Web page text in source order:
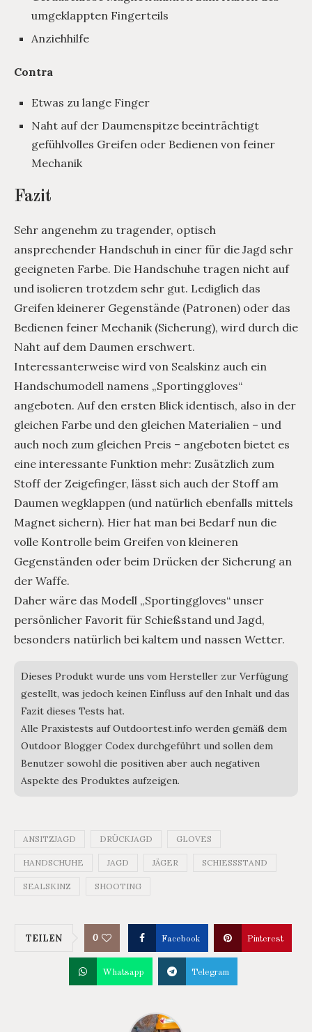
umgeklappten Fingerteils
Anziehhilfe
Contra
Etwas zu lange Finger
Naht auf der Daumenspitze beeinträchtigt
gefühlvolles Greifen oder Bedienen von feiner
Mechanik
Fazit
Sehr angenehm zu tragender, optisch
ansprechender Handschuh in einer für die Jagd sehr
geeigneten Farbe. Die Handschuhe tragen nicht auf
und isolieren trotzdem sehr gut. Lediglich das
Greifen kleinerer Gegenstände (Patronen) oder das
Bedienen feiner Mechanik (Sicherung), wird durch die
Naht auf dem Daumen erschwert.
Interessanterweise wird von Sealskinz auch ein
Handschumodell namens „Sportinggloves“
angeboten. Auf den ersten Blick identisch, also in der
gleichen Farbe und den gleichen Materialien – und
auch noch zum gleichen Preis – angeboten bietet es
eine interessante Funktion mehr: Zusätzlich zum
Stoff der Zeigefinger, lässt sich auch der Stoff am
Daumen wegklappen (und natürlich ebenfalls mittels
Magnet sichern). Hier hat man bei Bedarf nun die
volle Kontrolle beim Greifen von kleineren
Gegenständen oder beim Drücken der Sicherung an
der Waffe.
Daher wäre das Modell „Sportinggloves“ unser
persönlicher Favorit für Schießstand und Jagd,
besonders natürlich bei kaltem und nassen Wetter.
Dieses Produkt wurde uns vom Hersteller zur Verfügung
gestellt, was jedoch keinen Einfluss auf den Inhalt und das
Fazit dieses Tests hat.
Alle Praxistests auf Outdoortest.info werden gemäß dem
Outdoor Blogger Codex durchgeführt und sollen dem
Benutzer sowohl die positiven aber auch negativen
Aspekte des Produktes aufzeigen.
ANSITZJAGD DRÜCKJAGD GLOVES
HANDSCHUHE JAGD JÄGER SCHIESSSTAND
SEALSKINZ SHOOTING
TEILEN 0 Facebook Pinterest
Whatsapp Telegram